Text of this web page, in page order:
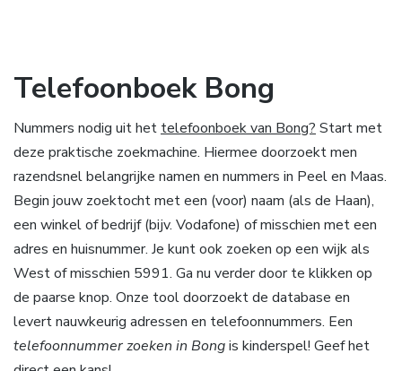
Telefoonboek Bong
Nummers nodig uit het telefoonboek van Bong? Start met
deze praktische zoekmachine. Hiermee doorzoekt men
razendsnel belangrijke namen en nummers in Peel en Maas.
Begin jouw zoektocht met een (voor) naam (als de Haan),
een winkel of bedrijf (bijv. Vodafone) of misschien met een
adres en huisnummer. Je kunt ook zoeken op een wijk als
West of misschien 5991. Ga nu verder door te klikken op
de paarse knop. Onze tool doorzoekt de database en
levert nauwkeurig adressen en telefoonnummers. Een
telefoonnummer zoeken in Bongis kinderspel! Geef het